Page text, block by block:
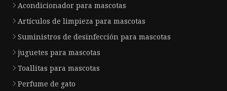
Acondicionador para mascotas
Artículos de limpieza para mascotas
Suministros de desinfección para mascotas
juguetes para mascotas
Toallitas para mascotas
Perfume de gato